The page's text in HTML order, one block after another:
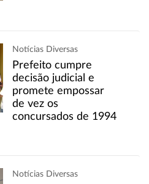
Notícias Diversas
Prefeito cumpre
decisão judicial e
promete empossar
de vez os
concursados de 1994
Notícias Diversas